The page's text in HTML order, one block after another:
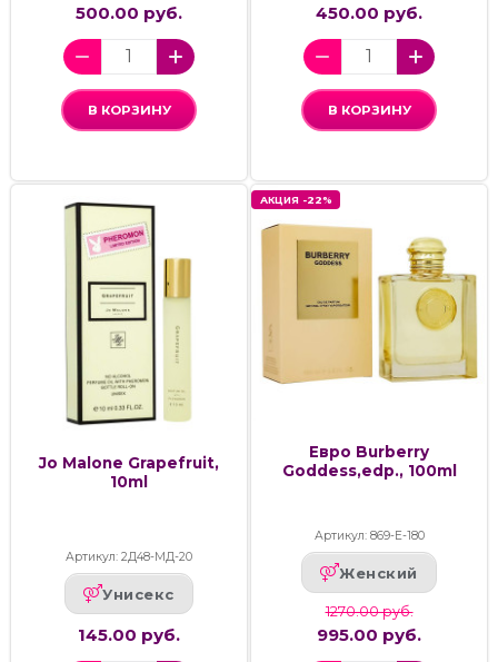
500.00 руб.
В КОРЗИНУ
450.00 руб.
В КОРЗИНУ
Jo Malone Grapefruit,
10ml
Артикул: 2Д48-МД-20
Унисекс
145.00 руб.
АКЦИЯ -22%
Евро Burberry
Goddess,edp., 100ml
Артикул: 869-Е-180
Женский
1270.00 руб.
995.00 руб.